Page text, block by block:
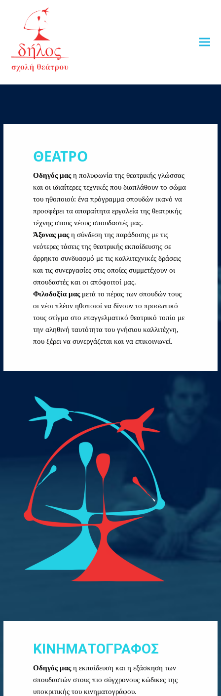
ΘΕΑΤΡΟ
Οδηγός μαςη πολυφωνία της θεατρικής γλώσσας
και οι ιδιαίτερες τεχνικές που διαπλάθουν το σώμα
του ηθοποιού: ένα πρόγραμμα σπουδών ικανό να
προσφέρει τα απαραίτητα εργαλεία της θεατρικής
τέχνης στους νέους σπουδαστές μας.
Άξονας μαςη σύνδεση της παράδοσης με τις
νεότερες τάσεις της θεατρικής εκπαίδευσης σε
άρρηκτο συνδυασμό με τις καλλιτεχνικές δράσεις
και τις συνεργασίες στις οποίες συμμετέχουν οι
σπουδαστές και οι απόφοιτοί μας.
Φιλοδοξία μαςμετά το πέρας των σπουδών τους
οι νέοι πλέον ηθοποιοί να δίνουν το προσωπικό
τους στίγμα στο επαγγελματικό θεατρικό τοπίο με
την αληθινή ταυτότητα του γνήσιου καλλιτέχνη,
που ξέρει να συνεργάζεται και να επικοινωνεί.
ΚΙΝΗΜΑΤΟΓΡΑΦΟΣ
Οδηγός μαςη εκπαίδευση και η εξάσκηση των
σπουδαστών στους πιο σύγχρονους κώδικες της
υποκριτικής του κινηματογράφου.